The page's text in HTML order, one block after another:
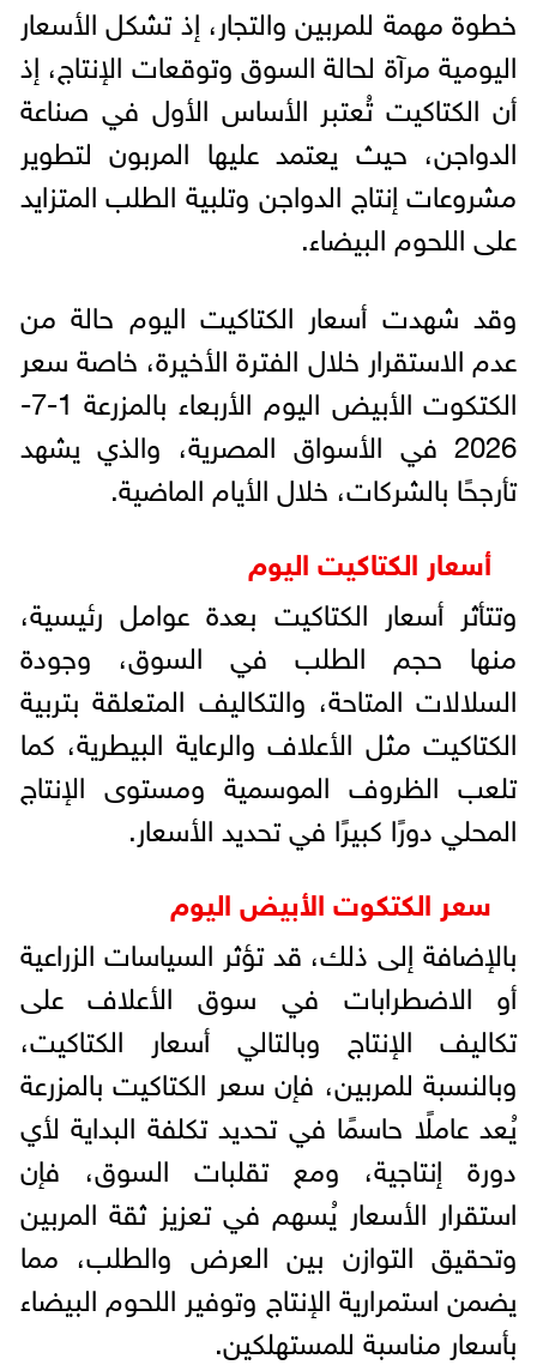
خطوة مهمة للمربين والتجار، إذ تشكل الأسعار
اليومية مرآة لحالة السوق وتوقعات الإنتاج، إذ
أن الكتاكيت تُعتبر الأساس الأول في صناعة
الدواجن، حيث يعتمد عليها المربون لتطوير
مشروعات إنتاج الدواجن وتلبية الطلب المتزايد
على اللحوم البيضاء.
وقد شهدت أسعار الكتاكيت اليوم حالة من
عدم الاستقرار خلال الفترة الأخيرة، خاصة سعر
الكتكوت الأبيض اليوم الأربعاء بالمزرعة 1-7-
2026 في الأسواق المصرية، والذي يشهد
تأرجحًا بالشركات، خلال الأيام الماضية.
أسعار الكتاكيت اليوم
وتتأثر أسعار الكتاكيت بعدة عوامل رئيسية،
منها حجم الطلب في السوق، وجودة
السلالات المتاحة، والتكاليف المتعلقة بتربية
الكتاكيت مثل الأعلاف والرعاية البيطرية، كما
تلعب الظروف الموسمية ومستوى الإنتاج
المحلي دورًا كبيرًا في تحديد الأسعار.
سعر الكتكوت الأبيض اليوم
بالإضافة إلى ذلك، قد تؤثر السياسات الزراعية
أو الاضطرابات في سوق الأعلاف على
تكاليف الإنتاج وبالتالي أسعار الكتاكيت،
وبالنسبة للمربين، فإن سعر الكتاكيت بالمزرعة
يُعد عاملًا حاسمًا في تحديد تكلفة البداية لأي
دورة إنتاجية، ومع تقلبات السوق، فإن
استقرار الأسعار يُسهم في تعزيز ثقة المربين
وتحقيق التوازن بين العرض والطلب، مما
يضمن استمرارية الإنتاج وتوفير اللحوم البيضاء
بأسعار مناسبة للمستهلكين.